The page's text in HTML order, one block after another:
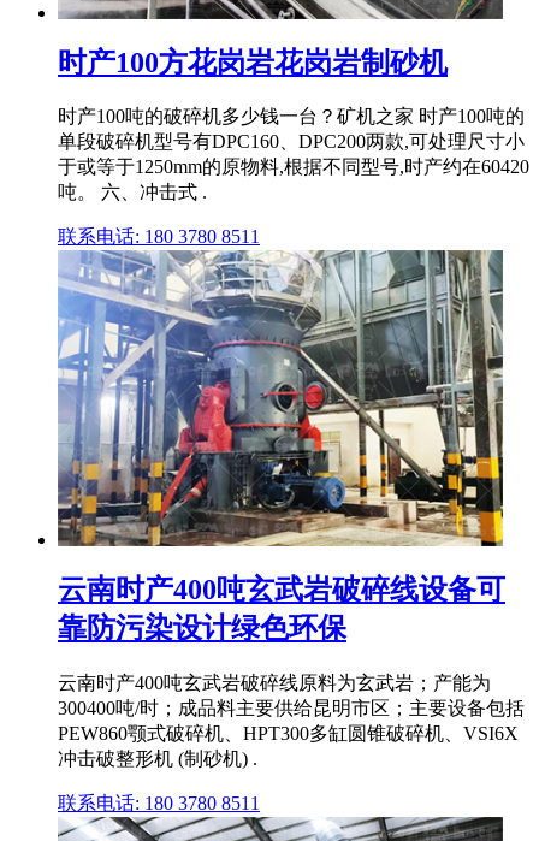
时产100方花岗岩花岗岩制砂机
时产100吨的破碎机多少钱一台？矿机之家 时产100吨的
单段破碎机型号有DPC160、DPC200两款,可处理尺寸小
于或等于1250mm的原物料,根据不同型号,时产约在60420
吨。 六、冲击式 .
联系电话: 180 3780 8511
云南时产400吨玄武岩破碎线设备可
靠防污染设计绿色环保
云南时产400吨玄武岩破碎线原料为玄武岩；产能为
300400吨/时；成品料主要供给昆明市区；主要设备包括
PEW860颚式破碎机、HPT300多缸圆锥破碎机、VSI6X
冲击破整形机 (制砂机) .
联系电话: 180 3780 8511